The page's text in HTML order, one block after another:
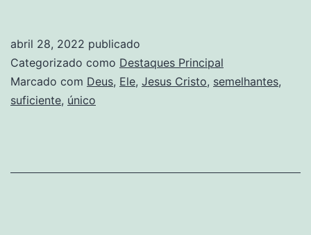
o
que
abril 28, 2022 publicado
Categorizado como Destaques Principal
Marcado com Deus, Ele, Jesus Cristo, semelhantes,
suficiente, único